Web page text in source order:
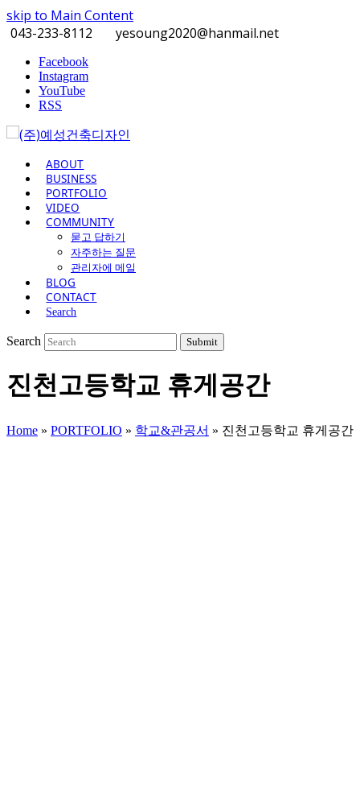
skip to Main Content
043-233-8112
yesoung2020@hanmail.net
Facebook
Instagram
YouTube
RSS
ABOUT
BUSINESS
PORTFOLIO
VIDEO
COMMUNITY
묻고 답하기
자주하는 질문
관리자에 메일
BLOG
CONTACT
Search
Search Submit
진천고등학교 휴게공간
Home » PORTFOLIO » 학교&관공서 » 진천고등학교 휴게공간